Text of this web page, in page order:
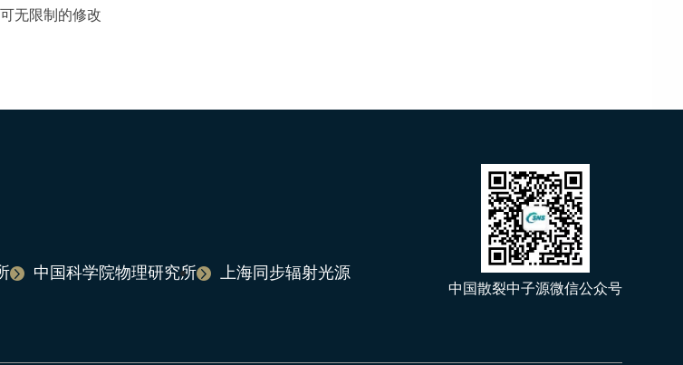
无限制的修改
中国科学院物理研究所 上海同步辐射光源
中国散裂中子源微信公众号